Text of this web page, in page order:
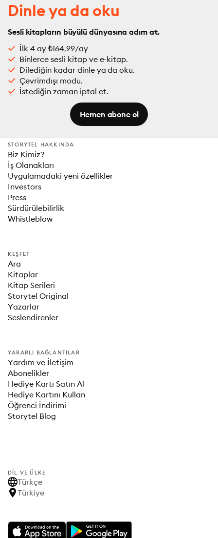
Dinle ya da oku
Sesli kitapların büyülü dünyasına adım at.
İlk 4 ay ₺164,99/ay
Binlerce sesli kitap ve e-kitap.
Dilediğin kadar dinle ya da oku.
Çevrimdışı modu.
İstediğin zaman iptal et.
Hemen abone ol
STORYTEL HAKKINDA
Biz Kimiz?
İş Olanakları
Uygulamadaki yeni özellikler
Investors
Press
Sürdürülebilirlik
Whistleblow
KEŞFET
Ara
Kitaplar
Kitap Serileri
Storytel Original
Yazarlar
Seslendirenler
YARARLI BAĞLANTILAR
Yardım ve İletişim
Abonelikler
Hediye Kartı Satın Al
Hediye Kartını Kullan
Öğrenci İndirimi
Storytel Blog
DIL VE ÜLKE
Türkçe
Türkiye